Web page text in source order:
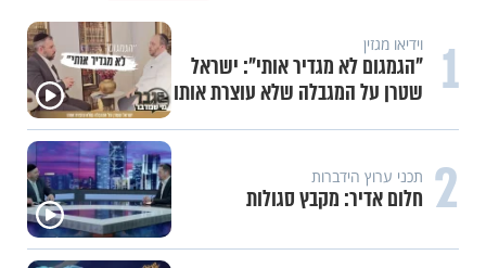
1 וידיאו מגזין
"הגמגום לא מגדיר אותי": ישראל
שטרן על המגבלה שלא עוצרת אותו
2 תכני ערוץ הידברות
חלום אדיר: מקבץ סגולות